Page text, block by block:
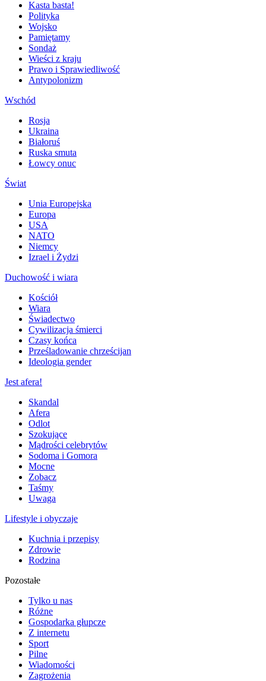
Kasta basta!
Polityka
Wojsko
Pamiętamy
Sondaż
Wieści z kraju
Prawo i Sprawiedliwość
Antypolonizm
Wschód
Rosja
Ukraina
Białoruś
Ruska smuta
Łowcy onuc
Świat
Unia Europejska
Europa
USA
NATO
Niemcy
Izrael i Żydzi
Duchowość i wiara
Kościół
Wiara
Świadectwo
Cywilizacja śmierci
Czasy końca
Prześladowanie chrześcijan
Ideologia gender
Jest afera!
Skandal
Afera
Odlot
Szokujące
Mądrości celebrytów
Sodoma i Gomora
Mocne
Zobacz
Taśmy
Uwaga
Lifestyle i obyczaje
Kuchnia i przepisy
Zdrowie
Rodzina
Pozostałe
Tylko u nas
Różne
Gospodarka głupcze
Z internetu
Sport
Pilne
Wiadomości
Zagrożenia